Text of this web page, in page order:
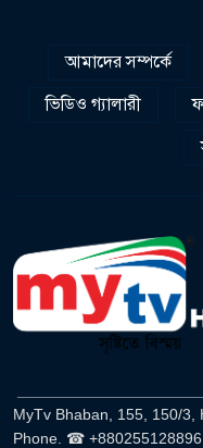
আমাদের সম্পর্কে
ভিডিও গ্যালারী
MyTv Bhaban, 155, 150/3,
Phone. ☎